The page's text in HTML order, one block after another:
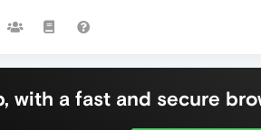
with a fast and secure